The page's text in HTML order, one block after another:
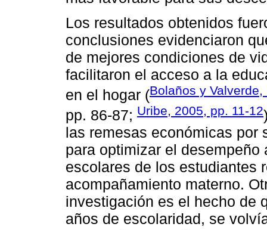
Los resultados obtenidos
conclusiones evidenciaron
de mejores condiciones de
facilitaron el acceso a la
en el hogar (Bolaños y
pp. 86-87; Uribe, 2005, pp. 11-12
las remesas económicas por
para optimizar el
escolares de los estudiantes
acompañamiento materno.
investigación es el hecho de
años de escolaridad, se